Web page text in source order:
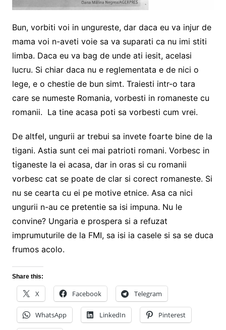
Bun, vorbiti voi in ungureste, dar daca eu va injur de
mama voi n-aveti voie sa va suparati ca nu imi stiti
limba. Daca eu va bag de unde ati iesit, acelasi
lucru. Si chiar daca nu e reglementata e de nici o
lege, e o chestie de bun simt. Traiesti intr-o tara
care se numeste Romania, vorbesti in romaneste cu
romanii. La tine acasa poti sa vorbesti cum vrei.
De altfel, ungurii ar trebui sa invete foarte bine de la
tigani. Astia sunt cei mai patrioti romani. Vorbesc in
tiganeste la ei acasa, dar in oras si cu romanii
vorbesc cat se poate de clar si corect romaneste. Si
nu se cearta cu ei pe motive etnice. Asa ca nici
ungurii n-au ce pretentie sa isi impuna. Nu le
convine? Ungaria e prospera si a refuzat
imprumuturile de la FMI, sa isi ia casele si sa se duca
frumos acolo.
Share this:
X Facebook Telegram
WhatsApp LinkedIn Pinterest